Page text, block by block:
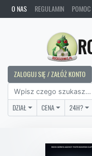
O NAS REGULAMIN POMOC
ZALOGUJ SIĘ / ZAŁÓŻ KONTO
DZIAŁ CENA 24H?